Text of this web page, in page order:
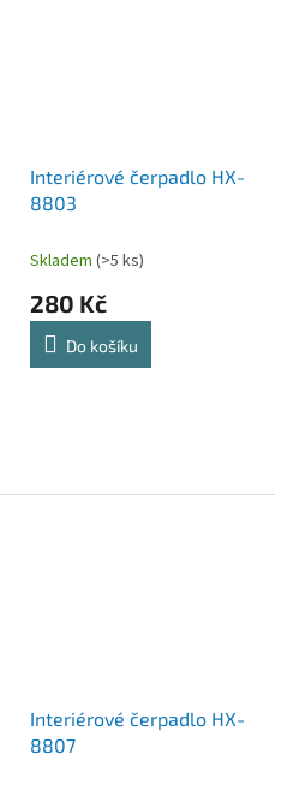
Interiérové čerpadlo HX-
8803
Skladem (>5 ks)
280 Kč
Do košíku
Interiérové čerpadlo HX-
8807